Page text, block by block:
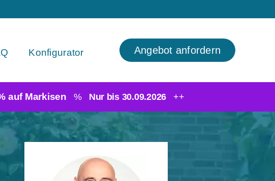
Konfigurator Angebot anfordern
auf Markisen % Nur bis 30.09.2026++